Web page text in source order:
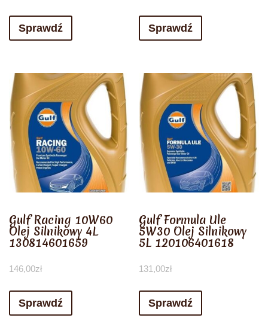
Sprawdź Sprawdź
Gulf Racing 10W60
Olej Silnikowy 4L
130814601659
146,00zł
Sprawdź
Gulf Formula Ule
5W30 Olej Silnikowy
5L 120106401618
131,00zł
Sprawdź